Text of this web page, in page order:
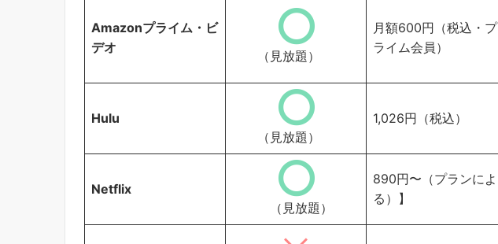
Amazonプライム・ビ
デオ
（見放題）
月額600円（税込・プ
ライム会員）
Hulu
（見放題）
1,026円（税込）
Netflix
（見放題）
890円〜（プランによ
る）】